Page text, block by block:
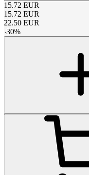
15.72 EUR
15.72 EUR
22.50 EUR
-30%